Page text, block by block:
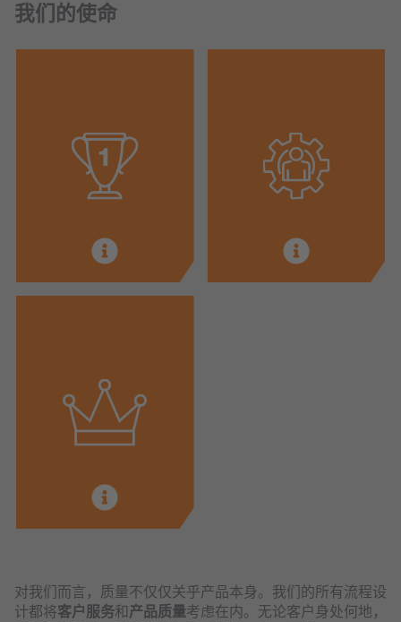
我们的使命
对我们而言，质量不仅仅关乎产品本身。我们的所有流程设
计都将客户服务和 产品质量考虑在内。无论客户身处何地，